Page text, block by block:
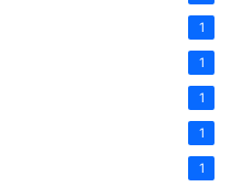
1
1
1
1
1